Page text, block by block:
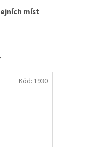
míst
Kód: 1930